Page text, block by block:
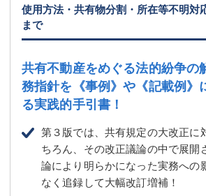
使用方法・共有物分割・所在等不明対
まで
共有不動産をめぐる法的紛争の
務指針を 《事例》や《記載例
る実践的手引書！
第３版では、共有規定の大改正に
ちろん、その改正議論の中で展開
論により明らかになった実務への
なく追録して大幅改訂増補！